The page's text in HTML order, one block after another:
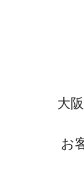
大
お